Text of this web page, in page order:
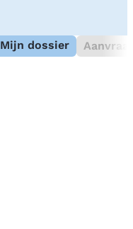
Mijn dossier